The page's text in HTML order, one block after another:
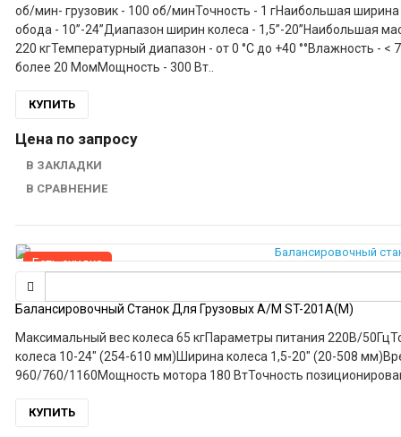
об/мин- грузовик - 100 об/минТочность - 1 гНаибольшая
обода - 10”-24”Диапазон ширин колеса - 1,5”-20”Наибольшая
220 кгТемпературный диапазон - от 0 °С до +40 °°Влажность -
более 20 МомМощность - 300 Вт..
КУПИТЬ
Цена по запросу
В ЗАКЛАДКИ
В СРАВНЕНИЕ
Есть скидка
Балансировочный Станок Для Грузовых А/м ST-201A(M)
Максимальный вес колеса 65 кгПараметры питания 220В/50ГцТочность балансировки 1 грСкорость балансировки 200 об/минДиаметр
колеса 10-24" (254-610 мм)Ширина колеса 1,5-20" (20-508 мм)Время цикла 8 секундУровень шума менее 70 дБГабаритные размеры
КУПИТЬ